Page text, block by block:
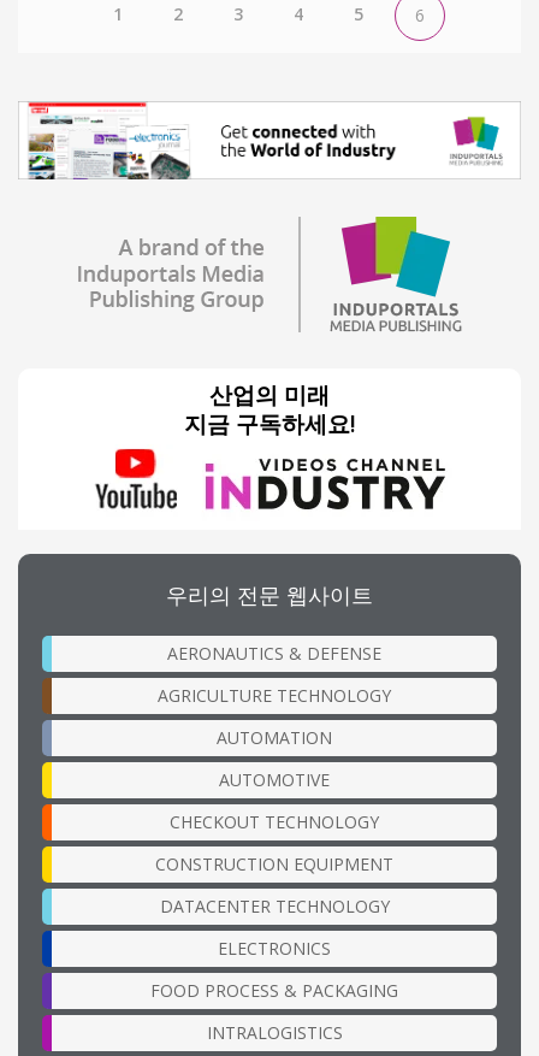
1 2 3 4 5 6
산업의 미래
지금 구독하세요!
우리의 전문 웹사이트
AERONAUTICS & DEFENSE
AGRICULTURE TECHNOLOGY
AUTOMATION
AUTOMOTIVE
CHECKOUT TECHNOLOGY
CONSTRUCTION EQUIPMENT
DATACENTER TECHNOLOGY
ELECTRONICS
FOOD PROCESS & PACKAGING
INTRALOGISTICS